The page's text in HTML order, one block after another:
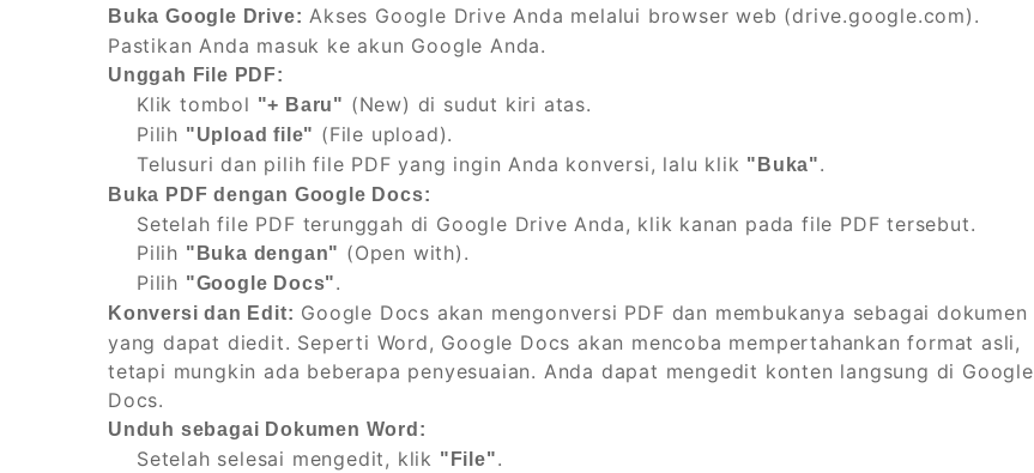
Buka Google Drive: Akses Google Drive Anda melalui browser web (drive.google.com).
Pastikan Anda masuk ke akun Google Anda.
Unggah File PDF:
Klik tombol "+ Baru" (New) di sudut kiri atas.
Pilih "Upload file" (File upload).
Telusuri dan pilih file PDF yang ingin Anda konversi, lalu klik "Buka".
Buka PDF dengan Google Docs:
Setelah file PDF terunggah di Google Drive Anda, klik kanan pada file PDF tersebut.
Pilih "Buka dengan" (Open with).
Pilih "Google Docs".
Konversi dan Edit: Google Docs akan mengonversi PDF dan membukanya sebagai dokumen
yang dapat diedit. Seperti Word, Google Docs akan mencoba mempertahankan format asli,
tetapi mungkin ada beberapa penyesuaian. Anda dapat mengedit konten langsung di Google
Docs.
Unduh sebagai Dokumen Word:
Setelah selesai mengedit, klik "File".